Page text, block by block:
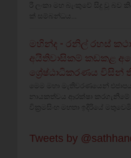
රී ලංකා මහ බැංකුවේ සිදු වූ බව
ක් සම්බන්ධය...
මහින්ද - රනිල් රහස්
අයිතිවාසිකම් කඩකළ
ශ්‍රේෂ්ඨාධිකරණය විසින්
මෙම මහා මැතිවරණයෙන්
නායකත්වය ආරක්ෂා කරගැනීමේ
වික්‍රමසිංහ මහතා ඉදිරියේ
Tweets by